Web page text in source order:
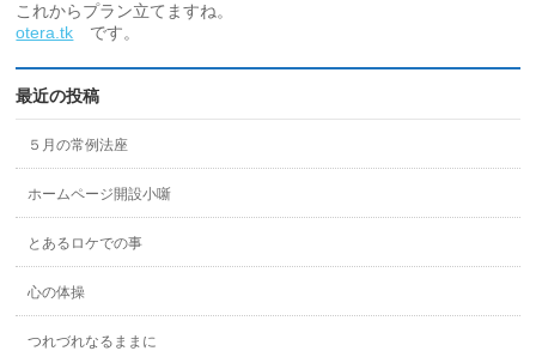
これからプラン立てますね。
otera.tk です。
最近の投稿
５月の常例法座
ホームページ開設小噺
とあるロケでの事
心の体操
つれづれなるままに